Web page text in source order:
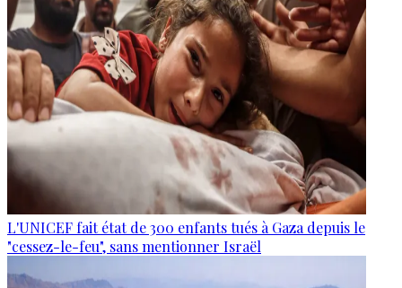
L'UNICEF fait état de 300 enfants tués à Gaza depuis le
"cessez-le-feu", sans mentionner Israël